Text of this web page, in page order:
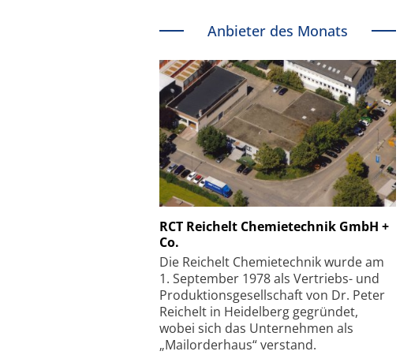
Anbieter des Monats
RCT Reichelt Chemietechnik GmbH +
Co.
Die Reichelt Chemietechnik wurde am
1. September 1978 als Vertriebs- und
Produktionsgesellschaft von Dr. Peter
Reichelt in Heidelberg gegründet,
wobei sich das Unternehmen als
„Mailorderhaus“ verstand.
Schäfter + Kirchhoff GmbH
Feinfokussierungsmechanismus